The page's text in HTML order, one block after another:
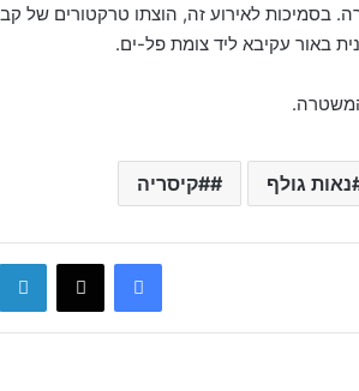
בסמיכות לאירוע זה, הוצתו טרקטורים של
באור עקיבא ליד צומת פל-ים.
גולף #קיסריה